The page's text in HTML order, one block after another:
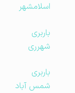
اسلامشهر
باربری
شهرری
باربری
شمس آباد